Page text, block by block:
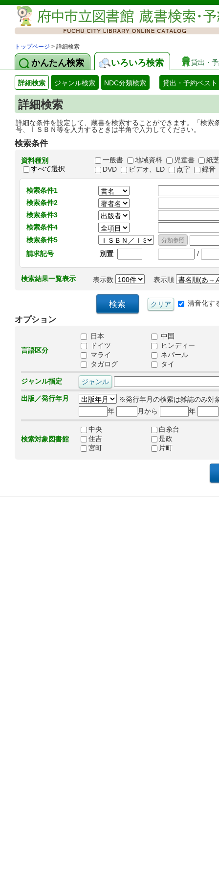
トップページ > 詳細検索
かんたん検索 いろいろ検索 貸出・
詳細検索 ジャンル検索 NDC分類検索 貸出・予約ベスト
詳細検索
詳細な条件を設定して、蔵書を検索することができます。「検
号、ＩＳＢＮ等を入力するときは半角で入力してください。
検索条件
資料種別
すべて選択
一般書 地域資料 児童書
紙
DVD
ビデオ、LD 点字 録音
検索条件1
検索条件2
検索条件3
検索条件4
検索条件5
請求記号
別置 /
検索結果一覧表示 表示数 表示順
清音化す
オプション
言語区分
日本
中国
ドイツ
ヒンディー
マライ
ネパール
タガログ
タイ
ジャンル指定
出版／発行年月
※発行年月の検索は雑誌のみ対
年
月から 年
検索対象図書館
中央
白糸台
住吉
是政
宮町
片町